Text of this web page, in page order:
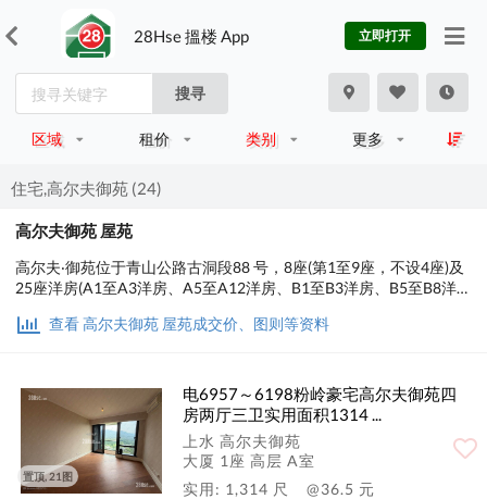
28Hse 搵楼 App 立即打开
搜寻
区域 租价 类别 更多
住宅,高尔夫御苑 (24)
高尔夫御苑 屋苑
高尔夫‧御苑位于青山公路古洞段88 号，8座(第1至9座，不设4座)及
25座洋房(A1至A3洋房、A5至A12洋房、B1至B3洋房、B5至B8洋
房)，提供590个单位，分层276至1,803平方尺、洋房2,601至3,063
查看 高尔夫御苑 屋苑成交价、图则等资料
置顶, 21图
电6957～6198粉岭豪宅高尔夫御苑四
房两厅三卫实用面积1314 ...
上水 高尔夫御苑
大厦 1座 高层 A室
实用: 1,314 尺
@36.5 元